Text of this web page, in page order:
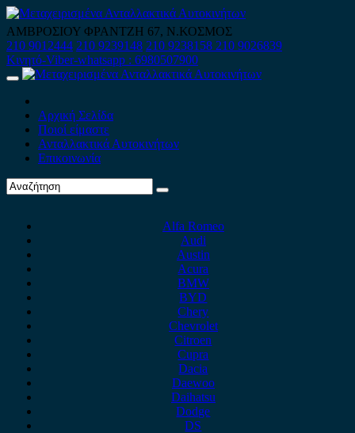
Skip
to
content
ΑΜΒΡΟΣΙΟΥ ΦΡΑΝΤΖΗ 67, Ν.ΚΟΣΜΟΣ
210 9012444 210 9239148 210 9238158 210 9026839
Κινητό-Viber-whatsapp : 6980507900
Primary
Αρχική Σελίδα
Ποιοί είμαστε
Ανταλλακτικά Αυτοκινήτων
Επικοινωνία
Alfa Romeo
Audi
Austin
Acura
BMW
BYD
Chery
Chevrolet
Citroen
Cupra
Dacia
Daewoo
Daihatsu
Dodge
DS